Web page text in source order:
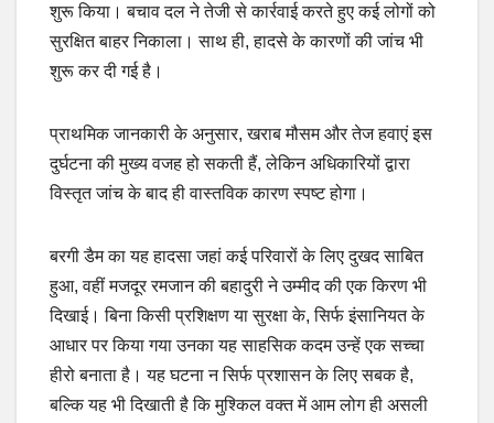
शुरू किया। बचाव दल ने तेजी से कार्रवाई करते हुए कई लोगों को
सुरक्षित बाहर निकाला। साथ ही, हादसे के कारणों की जांच भी
शुरू कर दी गई है।
प्राथमिक जानकारी के अनुसार, खराब मौसम और तेज हवाएं इस
दुर्घटना की मुख्य वजह हो सकती हैं, लेकिन अधिकारियों द्वारा
विस्तृत जांच के बाद ही वास्तविक कारण स्पष्ट होगा।
बरगी डैम का यह हादसा जहां कई परिवारों के लिए दुखद साबित
हुआ, वहीं मजदूर रमजान की बहादुरी ने उम्मीद की एक किरण भी
दिखाई। बिना किसी प्रशिक्षण या सुरक्षा के, सिर्फ इंसानियत के
आधार पर किया गया उनका यह साहसिक कदम उन्हें एक सच्चा
हीरो बनाता है। यह घटना न सिर्फ प्रशासन के लिए सबक है,
बल्कि यह भी दिखाती है कि मुश्किल वक्त में आम लोग ही असली